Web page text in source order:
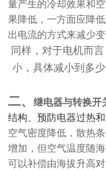
量产生的冷却效果和
果降低，一方面应降
出电流的方式来减少变
同样，对于电机而
小，具体减小到多
二、继电器与转换开
结构、预防电器过热
空气密度降低，散热
增加，但空气温度随
可以补偿由海拔升高